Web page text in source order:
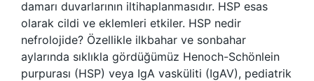
damarı duvarlarının iltihaplanmasıdır. HSP esas
olarak cildi ve eklemleri etkiler. HSP nedir
nefrolojide? Özellikle ilkbahar ve sonbahar
aylarında sıklıkla gördüğümüz Henoch-Schönlein
purpurası (HSP) veya IgA vasküliti (IgAV), pediatrik